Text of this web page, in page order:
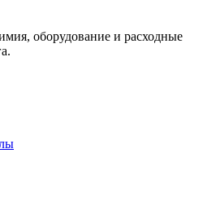
оборудование и расходные